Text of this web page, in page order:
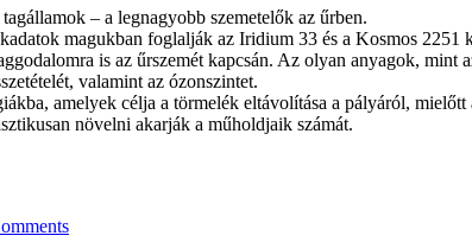
– a legnagyobb szemetelők az űrben.
magukban foglalják az Iridium 33 és a Kosmos 2251
is az űrszemét kapcsán. Az olyan anyagok, mint
valamint az ózonszintet.
amelyek célja a törmelék eltávolítása a pályáról,
növelni akarják a műholdjaik számát.